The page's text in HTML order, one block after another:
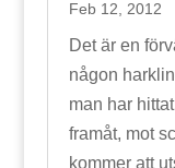
Feb 12, 2012
Det är en
någon
man har
framåt, mot
kommer att